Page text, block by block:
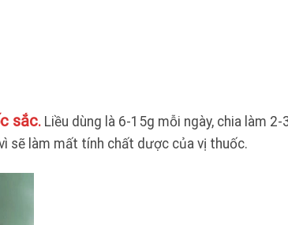
sắc. Liều dùng là 6-15g mỗi ngày, chia làm
sẽ làm mất tính chất dược của vị thuốc.